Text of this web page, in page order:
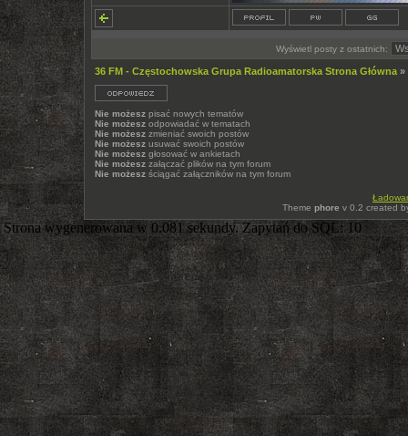
Wyświetl posty z ostatnich:
36 FM - Częstochowska Grupa Radioamatorska Strona Główna »
Nie możesz pisać nowych tematów
Nie możesz odpowiadać w tematach
Nie możesz zmieniać swoich postów
Nie możesz usuwać swoich postów
Nie możesz głosować w ankietach
Nie możesz załączać plików na tym forum
Nie możesz ściągać załączników na tym forum
Theme phore v 0.2 created
Strona wygenerowana w 0.081 sekundy. Zapytań do SQL: 10